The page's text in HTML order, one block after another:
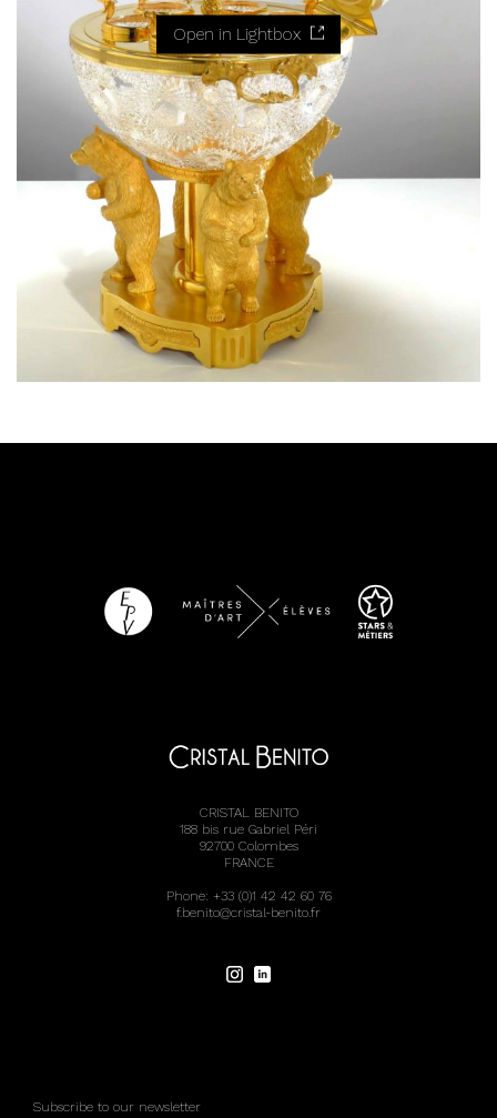
Open in Lightbox
CRISTAL BENITO
188 bis rue Gabriel Péri
92700 Colombes
FRANCE
Phone: +33 (0)1 42 42 60 76
f.benito@cristal-benito.fr
Subscribe to our newsletter